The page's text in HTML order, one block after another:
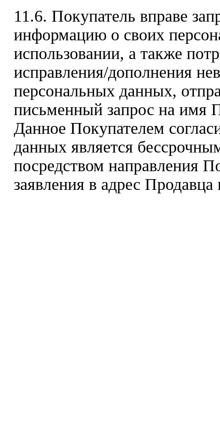
11.6. Покупатель вправе
информацию о своих
использовании, а также
исправления/дополнения
персональных данных,
письменный запрос на имя
Данное Покупателем
данных является
посредством направления
заявления в адрес